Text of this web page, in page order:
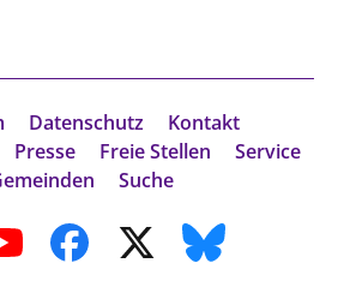
Datenschutz
Kontakt
Presse Freie Stellen
Service
Suche